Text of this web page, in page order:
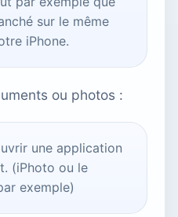
sur le même
iPhone.
ou photos :
une application
(iPhoto ou le
exemple)